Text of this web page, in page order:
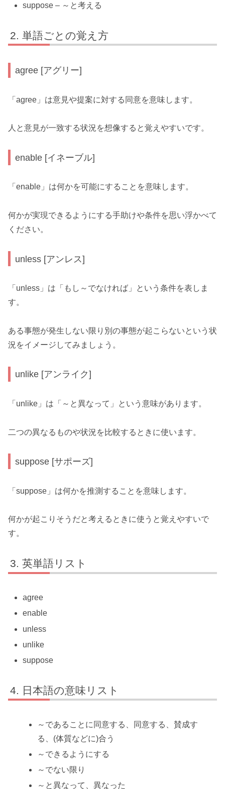
suppose – ～と考える
単語ごとの覚え方
agree [アグリー]
「agree」は意見や提案に対する同意を意味します。
人と意見が一致する状況を想像すると覚えやすいです。
enable [イネーブル]
「enable」は何かを可能にすることを意味します。
何かが実現できるようにする手助けや条件を思い浮かべて
ください。
unless [アンレス]
「unless」は「もし～でなければ」という条件を表しま
す。
ある事態が発生しない限り別の事態が起こらないという状
況をイメージしてみましょう。
unlike [アンライク]
「unlike」は「～と異なって」という意味があります。
二つの異なるものや状況を比較するときに使います。
suppose [サポーズ]
「suppose」は何かを推測することを意味します。
何かが起こりそうだと考えるときに使うと覚えやすいで
す。
英単語リスト
agree
enable
unless
unlike
suppose
日本語の意味リスト
～であることに同意する、同意する、賛成す
る、(体質などに)合う
～できるようにする
～でない限り
～と異なって、異なった